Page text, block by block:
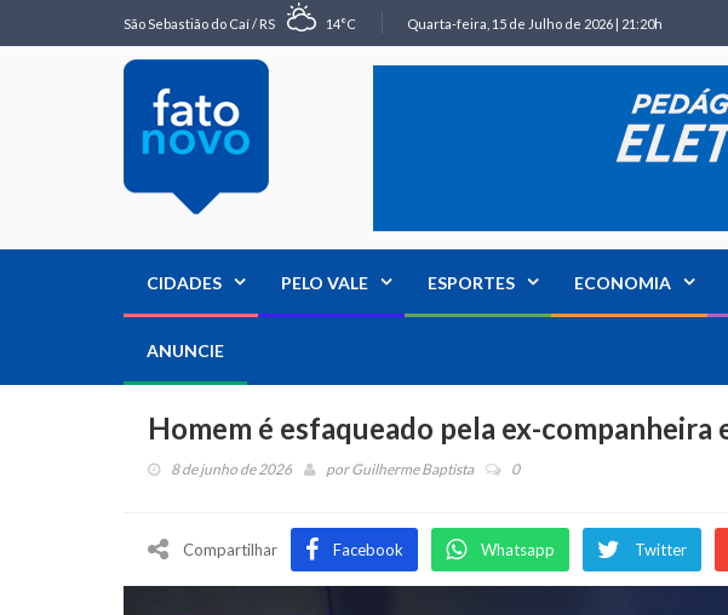
São Sebastião do Caí / RS 14°C Quarta-feira, 15 de Julho de 2026 | 21:20h
CIDADES PELO VALE ESPORTES ECONOMIA
ANUNCIE
Homem é esfaqueado pela ex-
8 de junho de 2026 porGuilherme Baptista 0
Compartilhar Facebook Whatsapp Twitter